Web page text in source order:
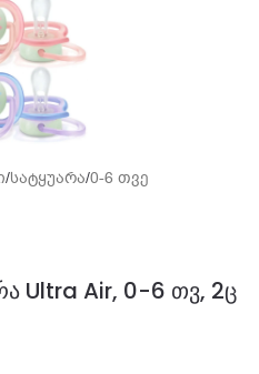
/სატყუარა/0-6 თვე
Ultra Air, 0-6 თვ, 2ც